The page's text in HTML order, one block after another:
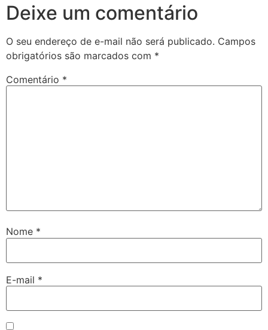
Deixe um comentário
O seu endereço de e-mail não será publicado. Campos
obrigatórios são marcados com *
Comentário *
Nome *
E-mail *